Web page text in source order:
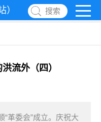
） 搜索
流外（四）
革委会”成立。庆祝大